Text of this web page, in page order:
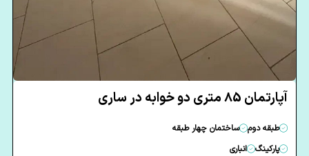
آپارتمان 85 متری دو خوابه در ساری
طبقه دوم
ساختمان چهار طبقه
پارکینگ
انباری